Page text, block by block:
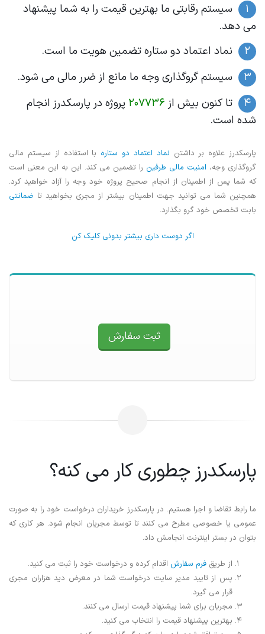
رقابتی ما بهترین قیمت را به شما پیشنهاد
اعتماد دو ستاره تضمین هویت ما است.
گروگذاری وجه ما مانع از ضرر مالی می شود.
کنون بیش از207736پروژه در پارسکدرز انجام
علاوه بر داشتننماد اعتماد دو ستاره با استفاده از سیستم مالی
وجه،امنیت مالی طرفینرا تضمین می کند. این به این معنی است
از اطمینان از انجام صحیح پروژه خود وجه را آزاد خواهید کرد.
شما می توانید جهت اطمینان بیشتر از مجری بخواهید تاضمانتی
خود گرو بگذارد.
اگر دوست داری بیشتر بدونی کلیک کن
ثبت سفارش
چطوری کار می کنه؟
تقاضا و اجرا هستیم. در پارسکدرز خریداران درخواست خود را به صورت
خصوصی مطرح می کنند تا توسط مجریان انجام شود. هر کاری که
بستر اینترنت انجامش داد.
فرم سفارشاقدام کرده و درخواست خود را ثبت می کنید.
پس از تایید مدیر سایت درخواست شما در معرض دید هزاران مجری
قرار می گیرد.
مجریان برای شما پیشنهاد قیمت ارسال می کنند.
بهترین پیشنهاد قیمت را انتخاب می کنید.